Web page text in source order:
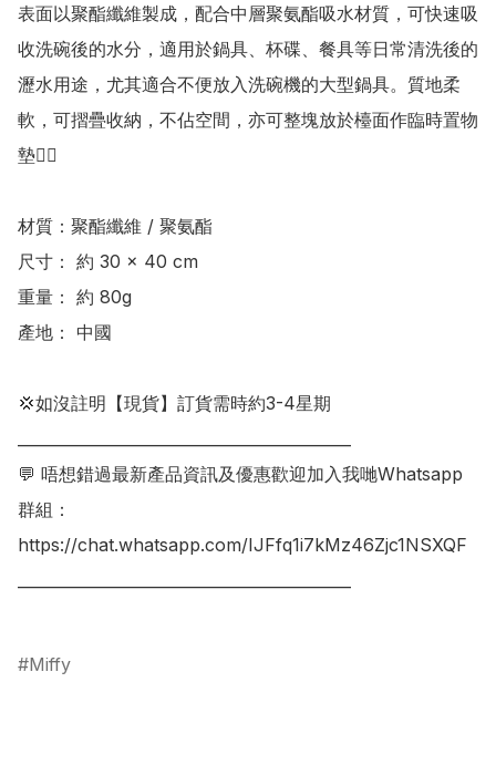
表面以聚酯纖維製成，配合中層聚氨酯吸水材質，可快速吸
收洗碗後的水分，適用於鍋具、杯碟、餐具等日常清洗後的
瀝水用途，尤其適合不便放入洗碗機的大型鍋具。質地柔
軟，可摺疊收納，不佔空間，亦可整塊放於檯面作臨時置物
墊👍🏻
材質：聚酯纖維 / 聚氨酯
尺寸： 約 30 × 40 cm
重量： 約 80g
產地： 中國
💢如沒註明【現貨】訂貨需時約3-4星期
💬 唔想錯過最新產品資訊及優惠歡迎加入我哋Whatsapp
群組：
https://chat.whatsapp.com/IJFfq1i7kMz46Zjc1NSXQF
Miffy